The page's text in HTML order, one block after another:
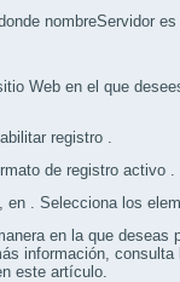
nombreServidor
Web en el que
registro .
de registro activo .
. Selecciona los
en la que deseas
información,
este artículo.